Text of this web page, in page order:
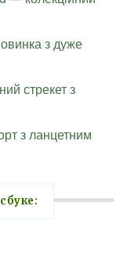
з дуже
стрекет з
з ланцетним